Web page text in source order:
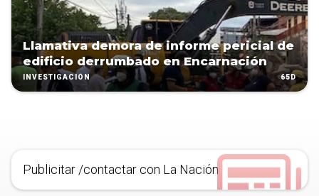
Llamativa demora de informe pericial de
edificio derrumbado en Encarnación
INVESTIGACIÓN 65D
Publicitar /contactar con La Nación